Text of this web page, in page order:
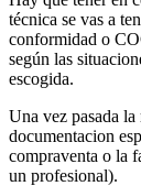
técnica se vas a
conformidad o
según las
escogida.
Una vez pasada la
documentacion
compraventa o la
un profesional).